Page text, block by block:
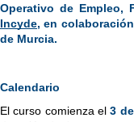
Operativo de Empleo,
Incyde, en
de Murcia.
Calendario
El curso comienza el 3